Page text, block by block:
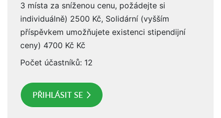
3 místa za sníženou cenu, požádejte si
individuálně) 2500 Kč, Solidární (vyšším
příspěvkem umožňujete existenci stipendijní
ceny) 4700 Kč Kč
Počet účastníků: 12
PŘIHLÁSIT SE